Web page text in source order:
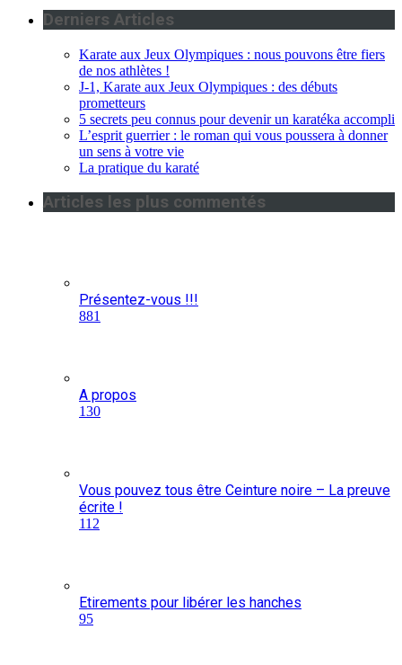
Derniers Articles
Karate aux Jeux Olympiques : nous pouvons être fiers
de nos athlètes !
J-1, Karate aux Jeux Olympiques : des débuts
prometteurs
5 secrets peu connus pour devenir un karatéka accompli
L’esprit guerrier : le roman qui vous poussera à donner
un sens à votre vie
La pratique du karaté
Articles les plus commentés
Présentez-vous !!!
881
A propos
130
Vous pouvez tous être Ceinture noire – La preuve
écrite !
112
Etirements pour libérer les hanches
95